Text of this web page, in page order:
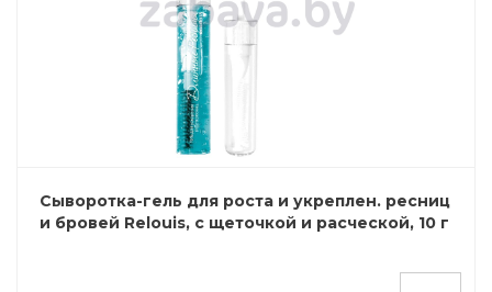
Сыворотка-гель для роста и укреплен. ресниц
и бровей Relouis, с щеточкой и расческой, 10 г